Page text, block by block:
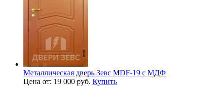
Металлическая дверь Зевс MDF-19 с МДФ
Цена от: 19 000 руб. Купить